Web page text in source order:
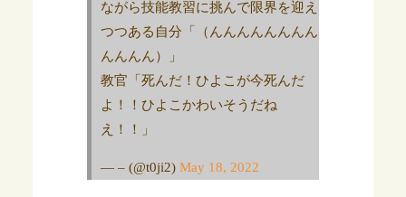
ながら技能教習に挑んで限界を迎え
つつある自分「（んんんんんんんん
んんんん）」
教官「死んだ！ひよこが今死んだ
よ！！ひよこかわいそうだね
え！！」
— – (@t0ji2) May 18, 2022